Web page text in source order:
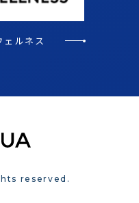
ェルネス
reserved.